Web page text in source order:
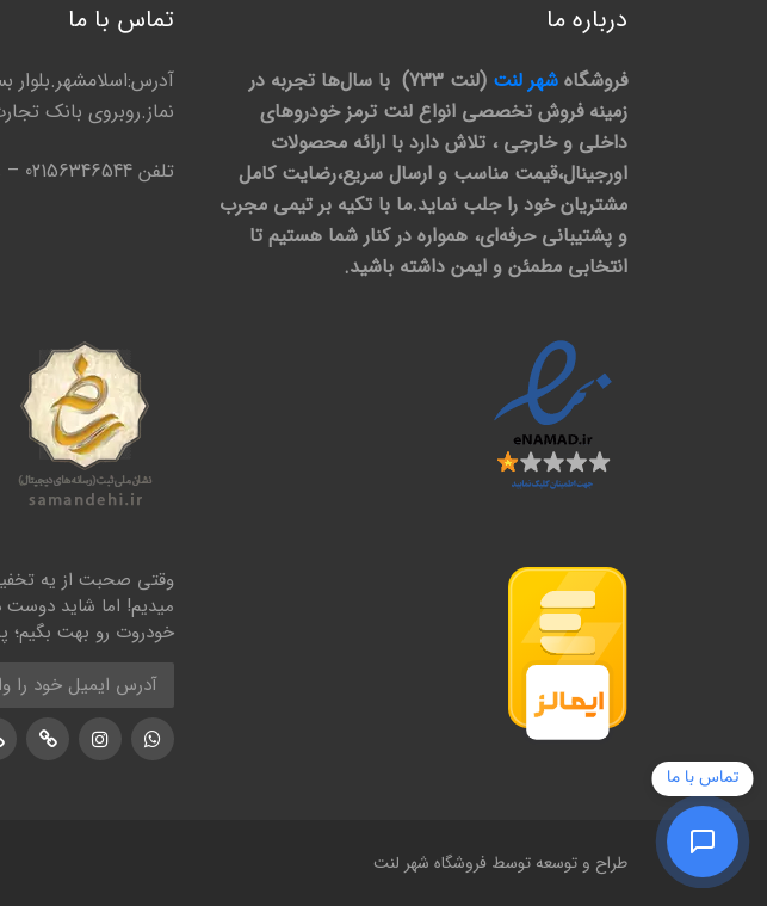
درباره ما
فروشگاه شهر لنت
(لنت 733) با سال‌ها تجربه در
زمینه فروش تخصصی انواع لنت ترمز خودروهای
داخلی و خارجی ، تلاش دارد با ارائه محصولات
اورجینال،قیمت مناسب و ارسال سریع،رضایت کامل
مشتریان خود را جلب نماید.ما با تکیه بر تیمی مجرب
و پشتیبانی حرفه‌ای، همواره در کنار شما هستیم تا
انتخابی مطمئن و ایمن داشته باشید.
تماس با ما
آدرس:اسلامشهر.بلوار
نماز.روبروی بانک
تلفن 02156346544 – 09364468189 – 09125236176
وقتی صحبت از یه
میدیم! اما شاید دوست
خودروت رو بهت بگیم؛
پشتیبانی واتساپ
اینستاگرام
طراح و توسعه توسط فروشگاه شهر لنت
تماس با ما